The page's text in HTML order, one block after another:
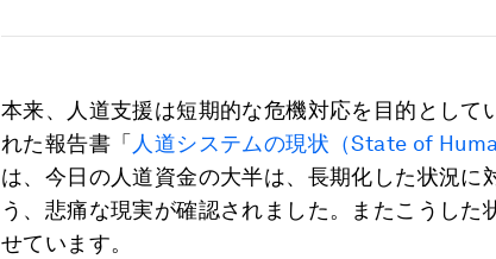
本来、人道支援は短期的な危機対応を目的として
れた報告書「 人道システムの現状（State of
は、今日の人道資金の大半は、長期化した状況に
う、悲痛な現実が確認されました。またこうした
せています。